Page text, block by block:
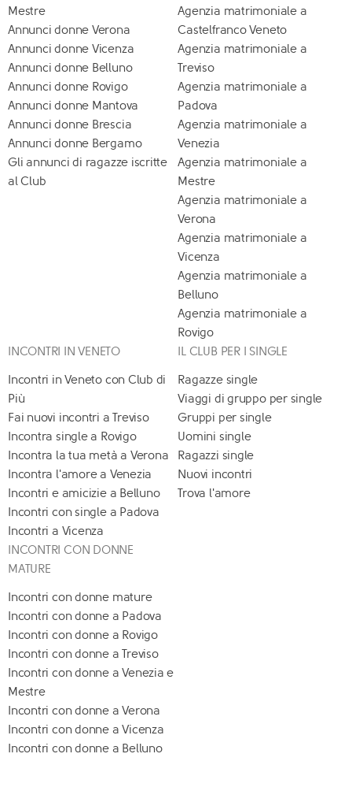
Mestre
Annunci donne Verona
Annunci donne Vicenza
Annunci donne Belluno
Annunci donne Rovigo
Annunci donne Mantova
Annunci donne Brescia
Annunci donne Bergamo
Gli annunci di ragazze iscritte
al Club
Agenzia matrimoniale a
Castelfranco Veneto
Agenzia matrimoniale a
Treviso
Agenzia matrimoniale a
Padova
Agenzia matrimoniale a
Venezia
Agenzia matrimoniale a
Mestre
Agenzia matrimoniale a
Verona
Agenzia matrimoniale a
Vicenza
Agenzia matrimoniale a
Belluno
Agenzia matrimoniale a
Rovigo
INCONTRI IN VENETO
Incontri in Veneto con Club di
Più
Fai nuovi incontri a Treviso
Incontra single a Rovigo
Incontra la tua metà a Verona
Incontra l'amore a Venezia
Incontri e amicizie a Belluno
Incontri con single a Padova
Incontri a Vicenza
IL CLUB PER I SINGLE
Ragazze single
Viaggi di gruppo per single
Gruppi per single
Uomini single
Ragazzi single
Nuovi incontri
Trova l'amore
INCONTRI CON DONNE
MATURE
Incontri con donne mature
Incontri con donne a Padova
Incontri con donne a Rovigo
Incontri con donne a Treviso
Incontri con donne a Venezia e
Mestre
Incontri con donne a Verona
Incontri con donne a Vicenza
Incontri con donne a Belluno